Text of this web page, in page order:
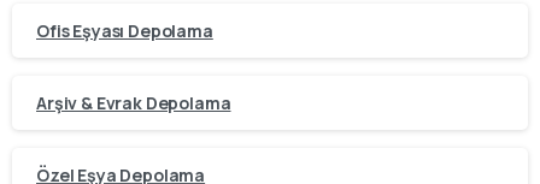
Ofis Eşyası Depolama
Arşiv & Evrak Depolama
Özel Eşya Depolama